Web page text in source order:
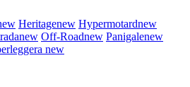
Heritagenew Hypermotardnew
new Off-Roadnew Panigalenew
new